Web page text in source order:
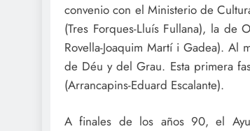
convenio con el Ministerio de
(Tres Forques-Lluís Fullana), la de
Rovella-Joaquim Martí i Gadea). Al
de Déu y del Grau. Esta primera
(Arrancapins-Eduard Escalante).
A finales de los años 90, el